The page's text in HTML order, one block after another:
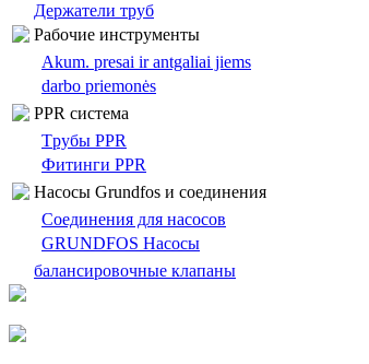
Держатели труб
Pабочие инструменты
Akum. presai ir antgaliai jiems
darbo priemonės
PPR система
Tрубы PPR
Фитинги PPR
Насосы Grundfos и соединения
Cоединения для насосов
GRUNDFOS Насосы
балансировочныe клапаны